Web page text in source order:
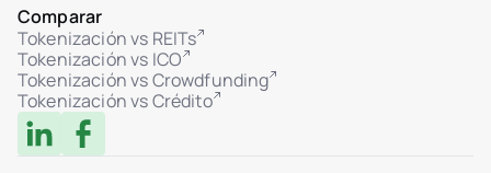
Comparar
Tokenización vs REITs
Tokenización vs ICO
Tokenización vs Crowdfunding
Tokenización vs Crédito